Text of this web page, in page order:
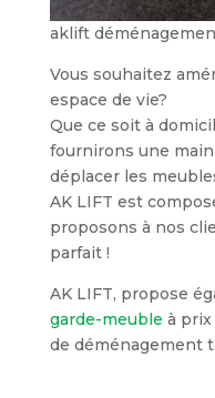
aklift
Vous souhaitez
espace de vie?
Que ce soit à
fournirons une
déplacer les
AK LIFT est
proposons à nos
parfait !
AK LIFT, propose
garde-meuble à prix
de déménagement